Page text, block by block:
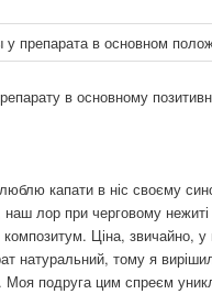
в основному
капати в ніс своєму
лор при черговому нежиті
Ціна, звичайно,
натуральний, тому я
Моя подруга цим спреєм